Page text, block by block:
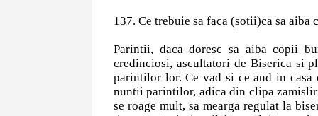
137. Ce trebuie sa faca (sotii)ca sa aiba
Parintii, daca doresc sa aiba copii
credinciosi, ascultatori de Biserica si
parintilor lor. Ce vad si ce aud in
nuntii parintilor, adica din clipa
se roage mult, sa mearga regulat la